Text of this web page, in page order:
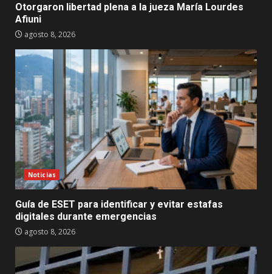
Otorgaron libertad plena a la jueza María Lourdes
Afiuni
agosto 8, 2026
Noticias
Guía de ESET para identificar y evitar estafas
digitales durante emergencias
agosto 8, 2026